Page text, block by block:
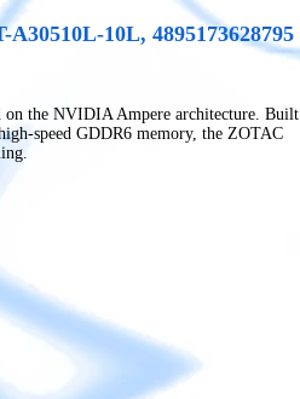
10L, 4895173628795
the NVIDIA Ampere architecture. Built
speed GDDR6 memory, the ZOTAC